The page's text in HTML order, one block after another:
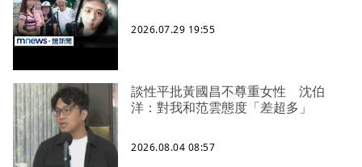
2026.07.29 19:55
談性平批黃國昌不尊重女性 沈伯
洋：對我和范雲態度「差超多」
2026.08.04 08:57